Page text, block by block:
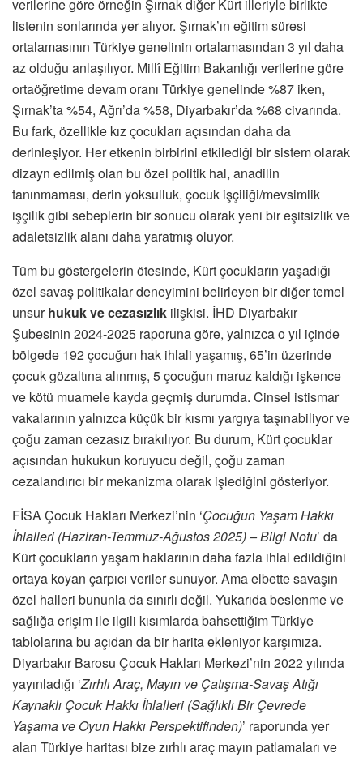
verilerine göre örneğin Şırnak diğer Kürt illeriyle birlikte
listenin sonlarında yer alıyor. Şırnak’ın eğitim süresi
ortalamasının Türkiye genelinin ortalamasından 3 yıl daha
az olduğu anlaşılıyor. Millî Eğitim Bakanlığı verilerine göre
ortaöğretime devam oranı Türkiye genelinde %87 iken,
Şırnak’ta %54, Ağrı’da %58, Diyarbakır’da %68 civarında.
Bu fark, özellikle kız çocukları açısından daha da
derinleşiyor. Her etkenin birbirini etkilediği bir sistem olarak
dizayn edilmiş olan bu özel politik hal, anadilin
tanınmaması, derin yoksulluk, çocuk işçiliği/mevsimlik
işçilik gibi sebeplerin bir sonucu olarak yeni bir eşitsizlik ve
adaletsizlik alanı daha yaratmış oluyor.
Tüm bu göstergelerin ötesinde, Kürt çocukların yaşadığı
özel savaş politikalar deneyimini belirleyen bir diğer temel
unsurhukuk ve cezasızlık ilişkisi. İHD Diyarbakır
Şubesinin 2024-2025 raporuna göre, yalnızca o yıl içinde
bölgede 192 çocuğun hak ihlali yaşamış, 65’in üzerinde
çocuk gözaltına alınmış, 5 çocuğun maruz kaldığı işkence
ve kötü muamele kayda geçmiş durumda. Cinsel istismar
vakalarının yalnızca küçük bir kısmı yargıya taşınabiliyor ve
çoğu zaman cezasız bırakılıyor. Bu durum, Kürt çocuklar
açısından hukukun koruyucu değil, çoğu zaman
cezalandırıcı bir mekanizma olarak işlediğini gösteriyor.
FİSA Çocuk Hakları Merkezi’nin ‘Çocuğun Yaşam Hakkı
İhlalleri (Haziran-Temmuz-Ağustos 2025) – Bilgi Notu’ da
Kürt çocukların yaşam haklarının daha fazla ihlal edildiğini
ortaya koyan çarpıcı veriler sunuyor. Ama elbette savaşın
özel halleri bununla da sınırlı değil. Yukarıda beslenme ve
sağlığa erişim ile ilgili kısımlarda bahsettiğim Türkiye
tablolarına bu açıdan da bir harita ekleniyor karşımıza.
Diyarbakır Barosu Çocuk Hakları Merkezi’nin 2022 yılında
yayınladığı ‘Zırhlı Araç, Mayın ve Çatışma-Savaş Atığı
Kaynaklı Çocuk Hakkı İhlalleri (Sağlıklı Bir Çevrede
Yaşama ve Oyun Hakkı Perspektifinden)’ raporunda yer
alan Türkiye haritası bize zırhlı araç mayın patlamaları ve